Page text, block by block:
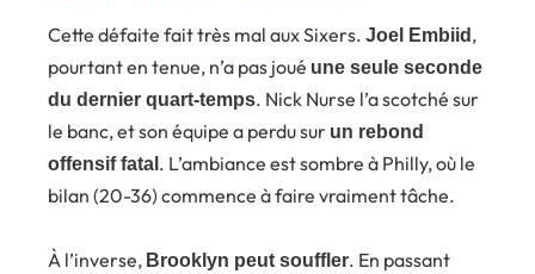
Cette défaite fait très mal aux Sixers. Joel Embiid ,
pourtant en tenue, n’a pas joué une seule seconde
du dernier quart-temps. Nick Nurse l’a scotché sur
le banc, et son équipe a perdu sur un rebond
offensif fatal . L’ambiance est sombre à Philly, où le
bilan (20-36) commence à faire vraiment tâche.
À l’inverse, Brooklyn peut souffler. En passant